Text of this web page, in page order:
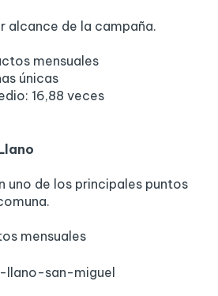
alcance de la campaña.
mensuales
únicas
16,88 veces
uno de los principales puntos
mensuales